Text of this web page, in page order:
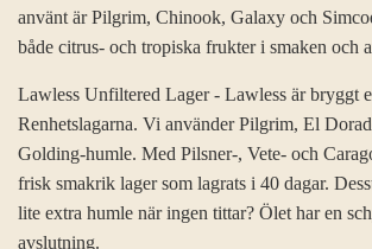
använt är Pilgrim, Chinook, Galaxy och
både citrus- och tropiska frukter i smaken och
Lawless Unfiltered Lager - Lawless är bryggt
Renhetslagarna. Vi använder Pilgrim, El
Golding-humle. Med Pilsner-, Vete- och
frisk smakrik lager som lagrats i 40 dagar.
lite extra humle när ingen tittar? Ölet har en
avslutning.